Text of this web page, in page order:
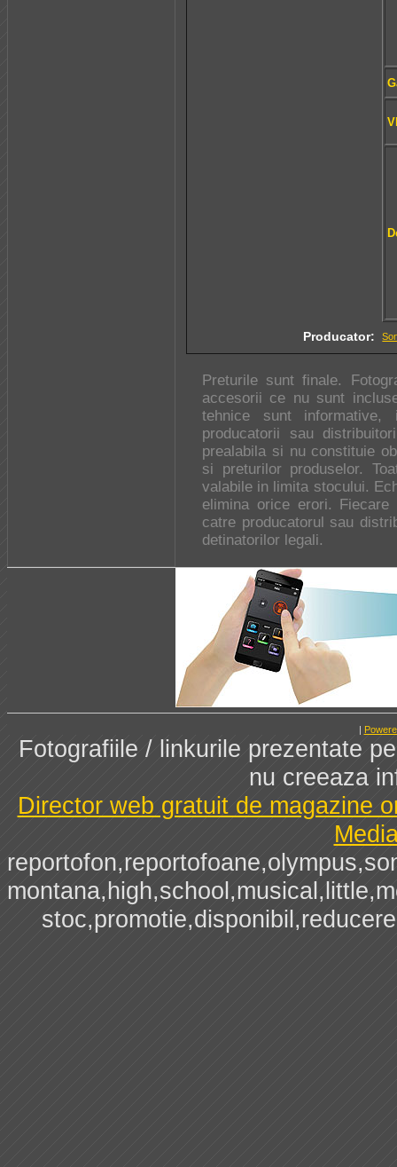
Producator:
Preturile sunt finale.
accesorii ce nu sunt
tehnice sunt
producatorii sau
prealabila si nu constituie
si preturilor produselor.
valabile in limita stocului.
elimina orice erori.
catre producatorul sau
detinatorilor legali.
|
Fotografiile / linkurile prezentate
nu creeaza
Director web gratuit de magazine